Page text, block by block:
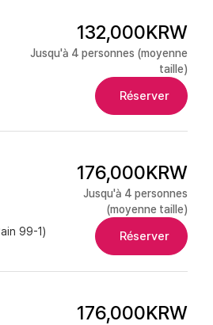
132,000KRW
Jusqu'à 4 personnes (moyenne
taille)
Réserver
99-1)
176,000KRW
Jusqu'à 4 personnes
(moyenne taille)
Réserver
176,000KRW